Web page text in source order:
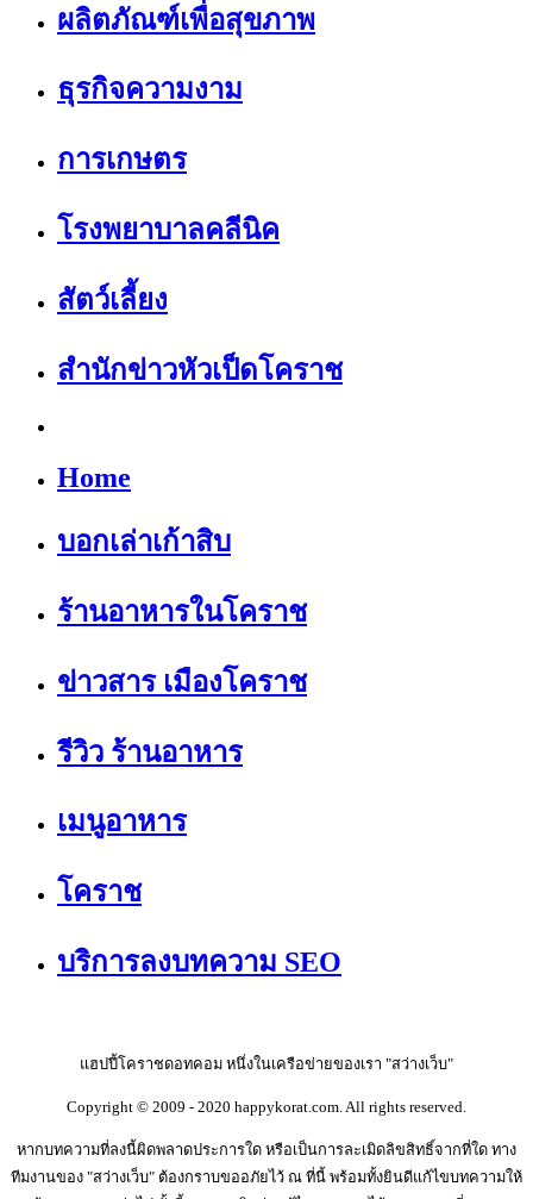
ผลิตภัณฑ์เพื่อสุขภาพ
ธุรกิจความงาม
การเกษตร
โรงพยาบาลคลีนิค
สัตว์เลี้ยง
สำนักข่าวหัวเป็ดโคราช
Home
บอกเล่าเก้าสิบ
ร้านอาหารในโคราช
ข่าวสาร เมืองโคราช
รีวิว ร้านอาหาร
เมนูอาหาร
โคราช
บริการลงบทความ SEO
แฮปปี้โคราชดอทคอม หนึ่งในเครือข่ายของเรา "สว่างเว็บ"
Copyright © 2009 - 2020 happykorat.com. All rights reserved.
หากบทความที่ลงนี้ผิดพลาดประการใด หรือเป็นการละเมิดลิขสิทธิ์จากที่ใด ทาง
ทีมงานของ "สว่างเว็บ" ต้องกราบขออภัยไว้ ณ ที่นี้ พร้อมทั้งยินดีแก้ไขบทความให้